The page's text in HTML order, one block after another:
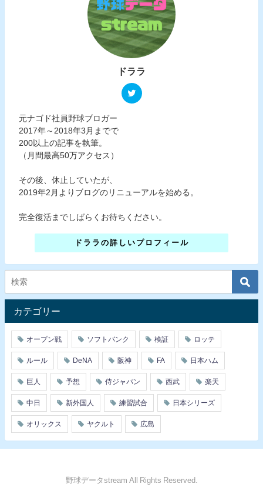
ドララ
元ナゴド社員野球ブロガー
2017年～2018年3月までで
200以上の記事を執筆。
（月間最高50万アクセス）
その後、休止していたが、
2019年2月よりブログのリニューアルを始める。
完全復活までしばらくお待ちください。
ドララの詳しいプロフィール
カテゴリー
オープン戦 ソフトバンク 検証 ロッテ
ルール DeNA 阪神 FA 日本ハム
巨人 予想 侍ジャパン 西武 楽天
中日 新外国人 練習試合 日本シリーズ
オリックス ヤクルト 広島
野球データstream All Rights Reserved.